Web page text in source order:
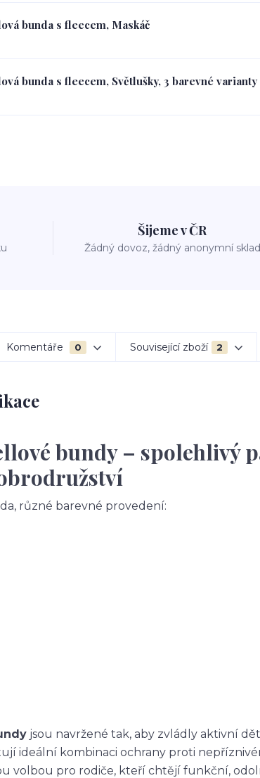
bunda s fleecem, Maskáč
bunda s fleecem, Světlušky, 3 barevné varianty
Šijeme v ČR
Žádný dovoz, žádný anonymní sklad
Komentáře 0 Související zboží 2
bundy – spolehlivý
různé barevné provedení:
jsou navržené tak, aby zvládly aktivní
ideální kombinaci ochrany proti
volbou pro rodiče, kteří chtějí funkční,